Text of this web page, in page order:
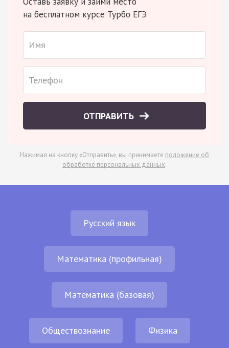
на бесплатном курсе Турбо ЕГЭ
ОТПРАВИТЬ
Нажимая на кнопку «Отправить», вы принимаете положение об
обработке персональных данных.
Русский язык
Математика (профильная)
Математика (базовая)
Обществознание Физика